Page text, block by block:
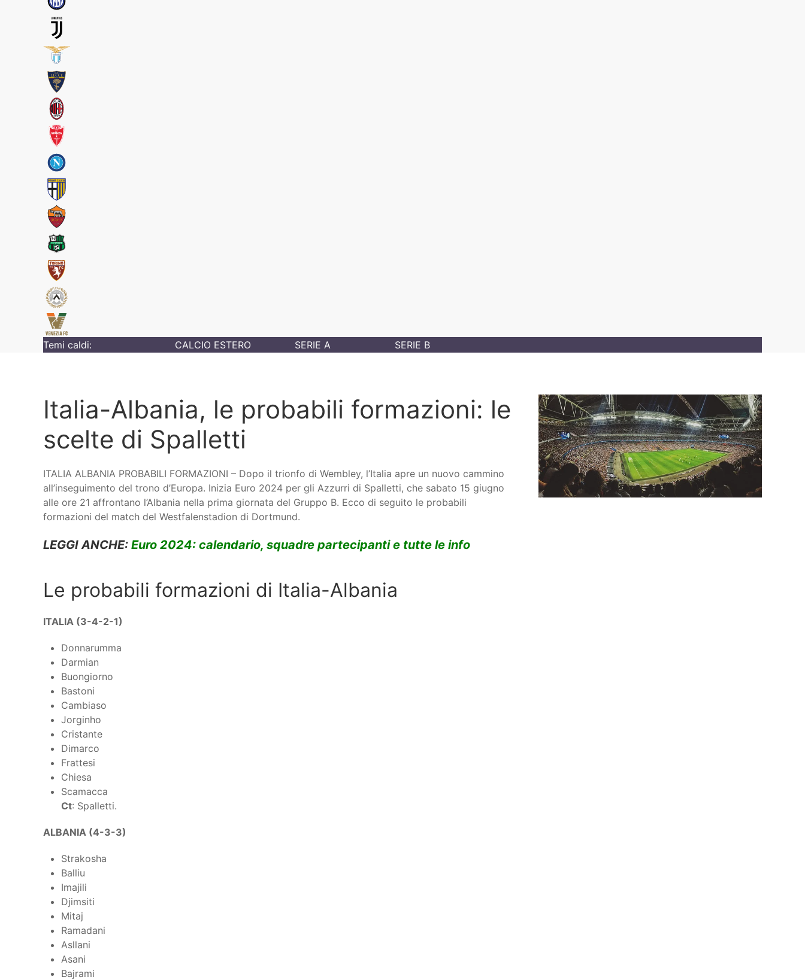
Temi caldi: CALCIO ESTERO SERIE A SERIE B
Italia-Albania, le probabili formazioni: le
scelte di Spalletti
ITALIA ALBANIA PROBABILI FORMAZIONI – Dopo il trionfo di Wembley, l’Italia apre un nuovo cammino
all’inseguimento del trono d’Europa. Inizia Euro 2024 per gli Azzurri di Spalletti, che sabato 15 giugno
alle ore 21 affrontano l’Albania nella prima giornata del Gruppo B. Ecco di seguito le probabili
formazioni del match del Westfalenstadion di Dortmund.
LEGGI ANCHE: Euro 2024: calendario, squadre partecipanti e tutte le info
Le probabili formazioni di Italia-Albania
ITALIA (3-4-2-1)
Donnarumma
Darmian
Buongiorno
Bastoni
Cambiaso
Jorginho
Cristante
Dimarco
Frattesi
Chiesa
Scamacca
Ct: Spalletti.
ALBANIA (4-3-3)
Strakosha
Balliu
Imajili
Djimsiti
Mitaj
Ramadani
Asllani
Asani
Bajrami